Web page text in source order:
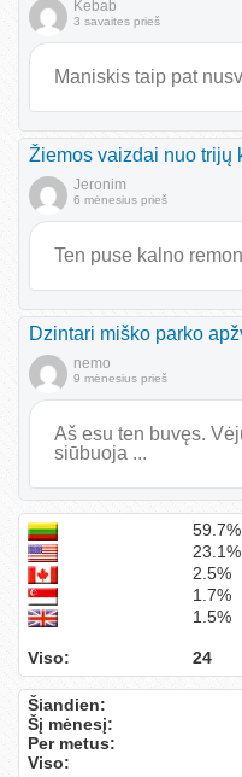
Kebab
3 savaites prieš
Maniskis taip pat
Žiemos vaizdai nuo trijų
Jeronim
6 mėnesius prieš
Ten puse kalno
Dzintari miško parko
nemo
9 mėnesius prieš
Aš esu ten buvęs.
siūbuoja ...
59.7%
23.1%
2.5%
1.7%
1.5%
Viso: 24
Šiandien:
Šį mėnesį:
Per metus:
Viso: